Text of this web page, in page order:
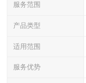
服务范围
产品类型
适用范围
服务优势